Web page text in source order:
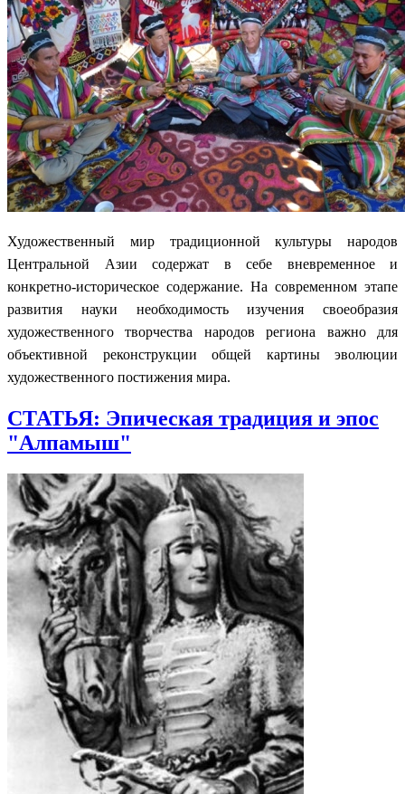
Художественный мир традиционной культуры народов
Центральной Азии содержат в себе вневременное и
конкретно-историческое содержание. На современном этапе
развития науки необходимость изучения своеобразия
художественного творчества народов региона важно для
объективной реконструкции общей картины эволюции
художественного постижения мира.
СТАТЬЯ: Эпическая традиция и эпос
"Алпамыш"